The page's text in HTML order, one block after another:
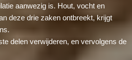
aanwezig is. Hout, vocht en
deze drie zaken ontbreekt, krijgt
delen verwijderen, en vervolgens de